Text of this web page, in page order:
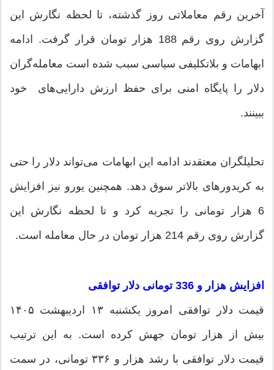
آخرین رقم معاملاتی روز گذشته، تا لحظه نگارش این
گزارش روی رقم 188 هزار تومان قرار گرفت. ادامه
ابهامات و بلاتکلیفی سیاسی سبب شده‌ است معامله‌گران
دلار را پایگاه امنی برای حفظ ارزش دارایی‌های خود
ببینند.
تحلیلگران معتقدند ادامه این ابهامات می‌تواند دلار را حتی
به کریدورهای بالاتر سوق دهد. همچنین یورو نیز افزایش
6 هزار تومانی را تجربه کرد و تا لحظه نگارش این
گزارش روی رقم 214 هزار تومان در حال معامله است.
افزایش هزار و 336 تومانی دلار توافقی
قیمت دلار توافقی امروز یکشنبه ۱۳ اردیبهشت ۱۴۰۵
بیش از هزار تومان جهش کرده است. به این ترتیب
قیمت دلار توافقی با رشد هزار و ۳۳۶ تومانی، در سمت